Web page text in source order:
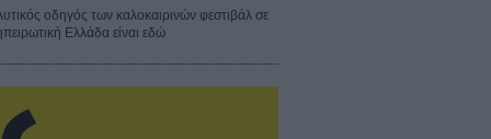
οδηγός των καλοκαιρινών φεστιβάλ σε
Ελλάδα είναι εδώ